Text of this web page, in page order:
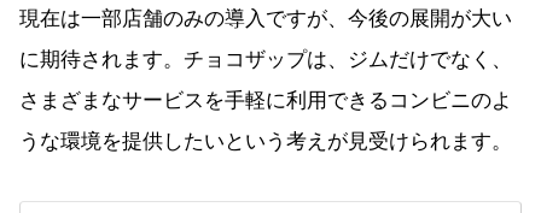
現在は一部店舗のみの導入ですが、今後の展開が大い
に期待されます。チョコザップは、ジムだけでなく、
さまざまなサービスを手軽に利用できるコンビニのよ
うな環境を提供したいという考えが見受けられます。